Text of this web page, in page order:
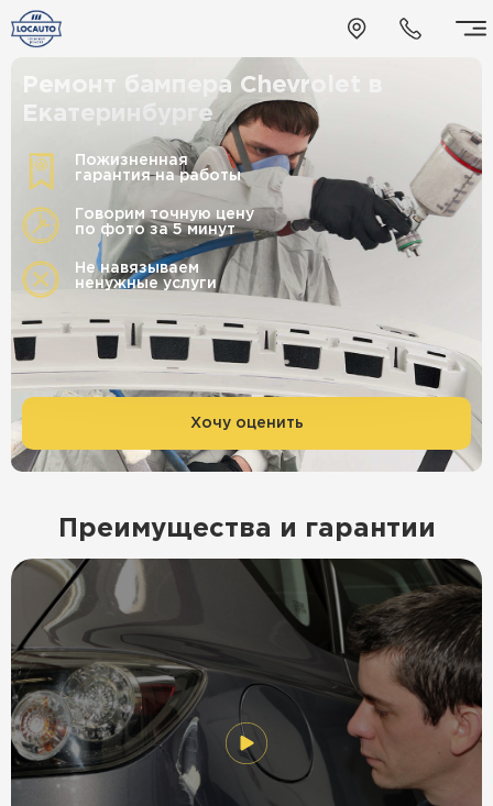
Ремонт бампера Chevrolet в
Екатеринбурге
Пожизненная
гарантия на работы
Говорим точную цену
по фото за 5 минут
Не навязываем
ненужные услуги
Хочу оценить
Преимущества и гарантии